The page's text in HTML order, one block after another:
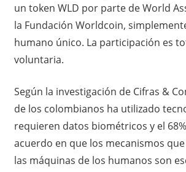
un token WLD por parte de World
la Fundación Worldcoin,
humano único. La participación es
voluntaria.
Según la investigación de Cifras &
de los colombianos ha utilizado
requieren datos biométricos y el
acuerdo en que los mecanismos
las máquinas de los humanos son